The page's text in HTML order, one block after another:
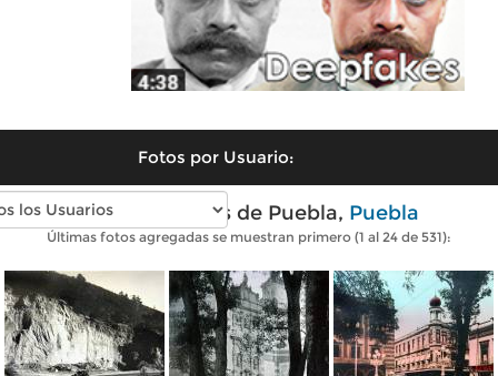
Fotos por Usuario:
Fotos antiguas de Puebla, Puebla
Últimas fotos agregadas se muestran primero (1 al 24 de 531):